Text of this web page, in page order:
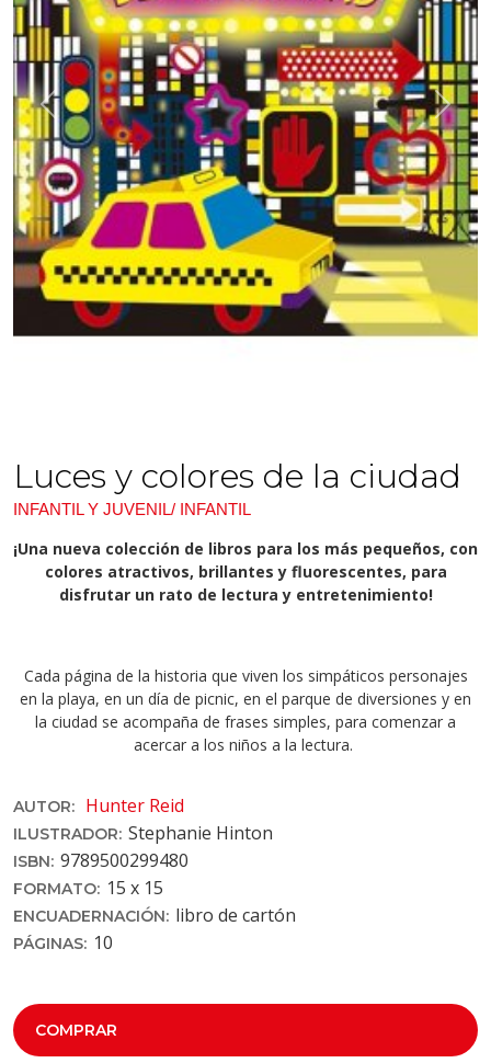
Previous Next
Luces y colores de la ciudad
INFANTIL Y JUVENIL/ INFANTIL
¡Una nueva colección de libros para los más pequeños, con
colores atractivos, brillantes y fluorescentes, para
disfrutar un rato de lectura y entretenimiento!
Cada página de la historia que viven los simpáticos personajes
en la playa, en un día de picnic, en el parque de diversiones y en
la ciudad se acompaña de frases simples, para comenzar a
acercar a los niños a la lectura.
AUTOR: Hunter Reid
ILUSTRADOR: Stephanie Hinton
ISBN: 9789500299480
FORMATO: 15 x 15
ENCUADERNACIÓN: libro de cartón
PÁGINAS: 10
COMPRAR